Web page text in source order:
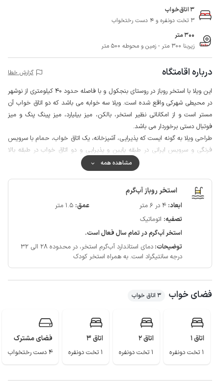
3 اتاق‌خواب
3 تخت دونفره و 4 دست رختخواب
300 متر
زیربنا 300 متر - زمین و محوطه 500 متر
درباره اقامتگاه گزارش خطا
این ویلا با استخر روباز در روستای بنجکول و با فاصله حدود 40 کیلومتری از نوشهر
در محیطی شهرکی واقع شده است. ویلا سه خوابه می باشد که دو اتاق خواب آن
مستر است و از امکاناتی نظیر استخر، بالکن، میز بیلیارد، میز پینگ پنگ و میز
فوتبال دستی برخوردار می باشد.
طراحی ویلا به گونه ایست که پذیرایی، آشپزخانه، یک اتاق خواب، حمام با سرویس
فرنگی و سرویس ایرانی در طبقه پایین و پذیرایی و دو اتاق خواب در طبقه بالا
اطراف محوطه ویلا با دیوار کوتاه و پوشش گیاهی محصور است و شهرک نیز دارای
نگهبان 24 ساعته می باشد.
مهمانان گرامی می توانند برای تهیه مایحتاج روزانه خود از سوپرمارکت و نانوایی در
فاصله حدود 200 متری ویلا استفاده نمایند.
کیفیت پوشش شبکه تلفن همراه برای دو اپراتور ایرانسل و همراه اول در مکالمه
خوب و دسترسی به اینترنت نیز به صورت 4g است.
مشاهده همه
استخر روباز آب‌گرم
ابعاد: 4 در 6 متر عمق: 1.5 متر
تصفیه: اتوماتیک
استخر آب‌گرم در تمام سال فعال است.
توضیحات:
دمای استاندارد آب‌گرم استخر، در محدوده 28 الی 32
درجه سانتیگراد است. به همراه استخر کودک
فضای خواب 3 اتاق خواب
اتاق 1
1 تخت دونفره
اتاق 2
1 تخت دونفره
اتاق 3
1 تخت دونفره
فضای مشترک
4 دست رختخواب